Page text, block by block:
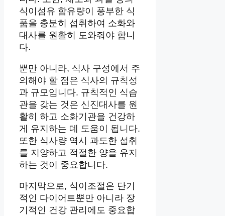
식이섬유 함유량이 풍부한 식
품을 충분히 섭취하여 소화와
대사를 원활히 도와줘야 합니
다.
뿐만 아니라, 식사 구성에서 주
의해야 할 점은 식사의 규칙성
과 규모입니다. 규칙적인 식습
관을 갖는 것은 신진대사를 원
활히 하고 소화기관을 건강하
게 유지하는 데 도움이 됩니다.
또한 식사량 역시 과도한 섭취
를 지양하고 적절한 양을 유지
하는 것이 중요합니다.
마지막으로, 식이조절은 단기
적인 다이어트뿐만 아니라 장
기적인 건강 관리에도 중요합